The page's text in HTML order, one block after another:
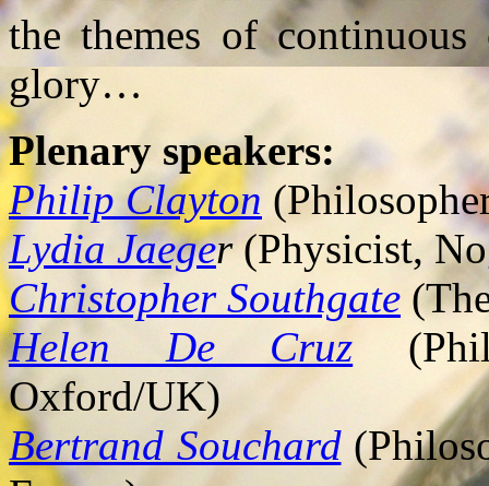
the themes of
glory…
Plenary speakers:
Philip Clayton
Lydia Jaeger(Physicist,
Christopher Southgate
Helen De Cruz
Oxford/UK)
Bertrand Souchard